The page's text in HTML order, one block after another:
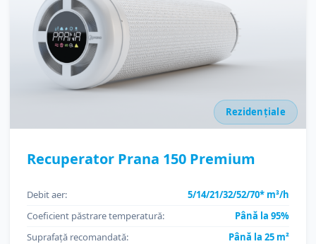
Rezidențiale
Recuperator Prana 150 Premium
Debit aer:
5/14/21/32/52/70* m³/h
Coeficient păstrare temperatură:
Până la 95%
Suprafață recomandată:
Până la 25 m²